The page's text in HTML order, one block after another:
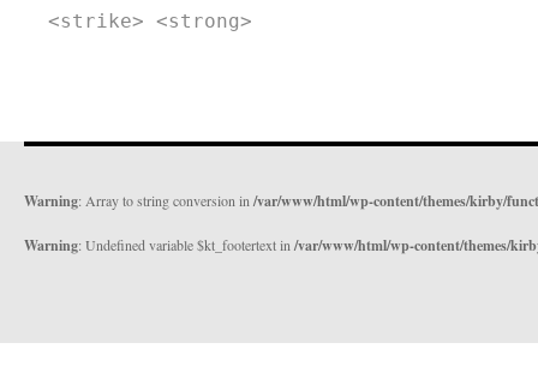
<strike> <strong>
Warning: Array to string conversion in /var/www/html/wp-content/themes/kirby/
Warning: Undefined variable $kt_footertext in /var/www/html/wp-content/themes/